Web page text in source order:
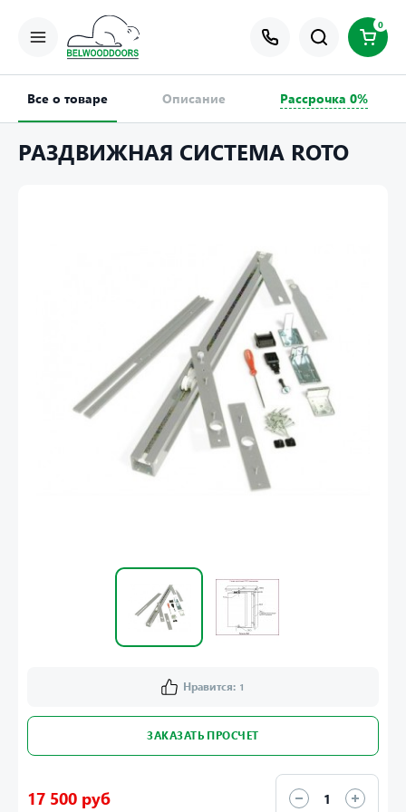
0
Все о товаре Описание Рассрочка 0%
РАЗДВИЖНАЯ СИСТЕМА ROTO
Нравится: 1
ЗАКАЗАТЬ ПРОСЧЕТ
17 500 руб